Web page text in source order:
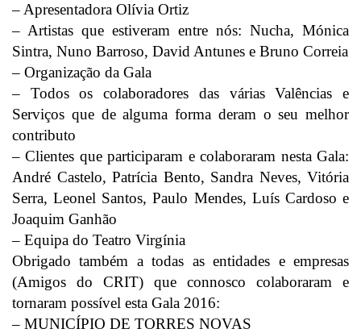
– Apresentadora Olívia Ortiz
– Artistas que estiveram entre nós: Nucha, Mónica
Sintra, Nuno Barroso, David Antunes e Bruno Correia
– Organização da Gala
– Todos os colaboradores das várias Valências e
Serviços que de alguma forma deram o seu melhor
contributo
– Clientes que participaram e colaboraram nesta Gala:
André Castelo, Patrícia Bento, Sandra Neves, Vitória
Serra, Leonel Santos, Paulo Mendes, Luís Cardoso e
Joaquim Ganhão
– Equipa do Teatro Virgínia
Obrigado também a todas as entidades e empresas
(Amigos do CRIT) que connosco colaboraram e
tornaram possível esta Gala 2016:
– MUNICÍPIO DE TORRES NOVAS